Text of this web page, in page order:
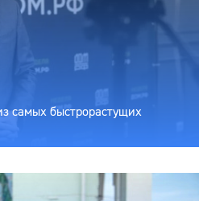
самых быстрорастущих